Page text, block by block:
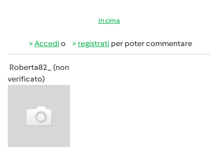
In cima
Accedi o registrati per poter commentare
Roberta82_ (non
verificato)